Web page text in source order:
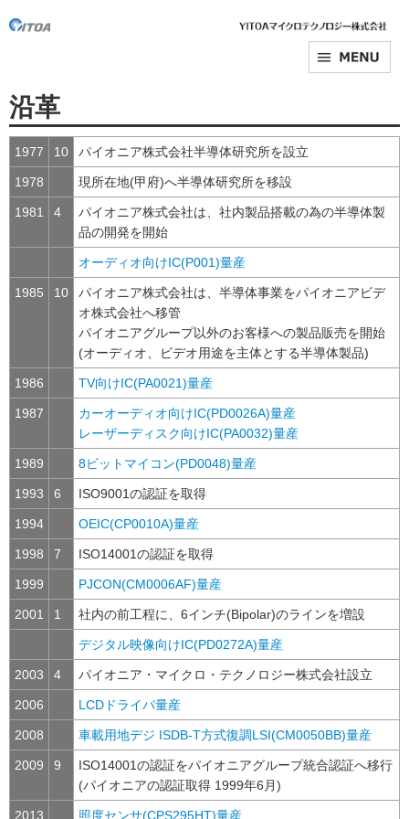
沿革
1977 10 パイオニア株式会社半導体研究所を設立
1978 現所在地(甲府)へ半導体研究所を移設
1981 4
パイオニア株式会社は、社内製品搭載の為の半導体製
品の開発を開始
オーディオ向けIC(P001)量産
1985 10
パイオニア株式会社は、半導体事業をパイオニアビデ
オ株式会社へ移管
パイオニアグループ以外のお客様への製品販売を開始
(オーディオ、ビデオ用途を主体とする半導体製品)
1986 TV向けIC(PA0021)量産
1987
カーオーディオ向けIC(PD0026A)量産
レーザーディスク向けIC(PA0032)量産
1989 8ビットマイコン(PD0048)量産
1993 6 ISO9001の認証を取得
1994 OEIC(CP0010A)量産
1998 7 ISO14001の認証を取得
1999 PJCON(CM0006AF)量産
2001 1 社内の前工程に、6インチ(Bipolar)のラインを増設
デジタル映像向けIC(PD0272A)量産
2003 4 パイオニア・マイクロ・テクノロジー株式会社設立
2006 LCDドライバ量産
2008 車載用地デジ ISDB-T方式復調LSI(CM0050BB)量産
2009 9
ISO14001の認証をパイオニアグループ統合認証へ移行
(パイオニアの認証取得 1999年6月)
2013 照度センサ(CPS295HT)量産